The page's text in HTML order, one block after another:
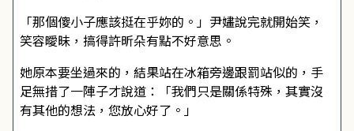
「那個傻小子應該挺在乎妳的。」尹嫿說完就開始笑，
笑容曖昧，搞得許昕朵有點不好意思。
她原本要坐過來的，結果站在冰箱旁邊跟罰站似的，手
足無措了一陣子才說道：「我們只是關係特殊，其實沒
有其他的想法，您放心好了。」